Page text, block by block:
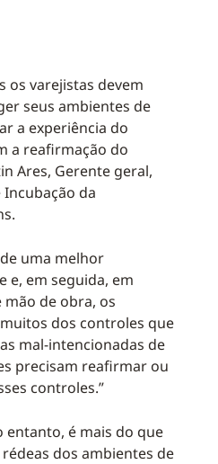
os varejistas devem
seus ambientes de
a experiência do
a reafirmação do
Ares, Gerente geral,
Incubação da
uma melhor
e, em seguida, em
mão de obra, os
dos controles que
mal-intencionadas de
precisam reafirmar ou
controles.”
entanto, é mais do que
dos ambientes de